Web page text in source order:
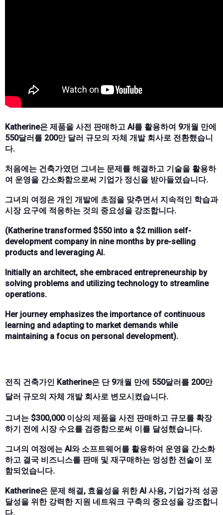
Katherine은 제품을 사전 판매하고 AI를 활용하여 9개월 만에
550달러를 200만 달러 규모의 자체 개발 회사로 전환했습니
다.
처음에는 건축가였던 그녀는 문제를 해결하고 기술을 활용하
여 운영을 간소화함으로써 기업가 정신을 받아들였습니다.
그녀의 여정은 개인 개발에 초점을 맞추면서 지속적인 학습과
시장 요구에 적응하는 것의 중요성을 강조합니다.
(Katherine transformed $550 into a $2 million self-
development company in nine months by pre-selling
products and leveraging AI.
Initially an architect, she embraced entrepreneurship by
solving problems and utilizing technology to streamline
operations.
Her journey emphasizes the importance of continuous
learning and adapting to market demands while
maintaining a focus on personal development).
전직 건축가인 Katherine은 단 9개월 만에 550달러를 200만
달러 규모의 자체 개발 회사로 변모시켰습니다.
그녀는 $300,000 이상의 제품을 사전 판매하고 규모를 확장
하기 전에 시장 수요를 검증함으로써 이를 달성했습니다.
그녀의 여정에는 AI와 소프트웨어를 활용하여 운영을 간소화
하고 결국 비즈니스를 판매 및 재구매하는 엉성한 전술이 포
함되었습니다.
Katherine은 문제 해결, 효율성을 위한 AI 사용, 기업가적 성공
달성을 위한 강력한 지원 네트워크 구축의 중요성을 강조합니
다.